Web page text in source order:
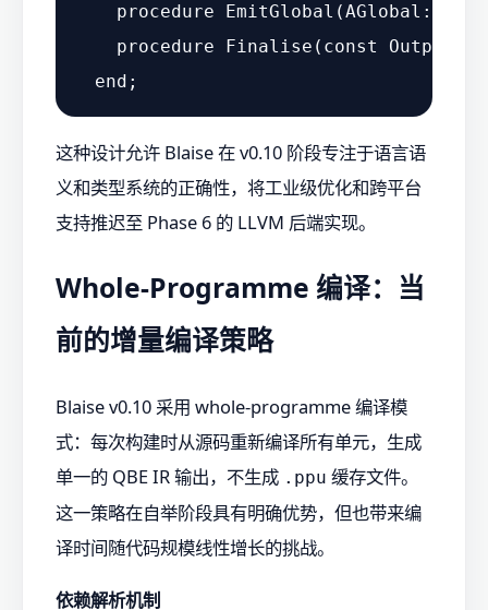
procedure EmitGlobal(AGlobal:
procedure Finalise(const
这种设计允许 Blaise 在 v0.10 阶段专注于语言语
义和类型系统的正确性，将工业级优化和跨平台
支持推迟至 Phase 6 的 LLVM 后端实现。
Whole-Programme 编译：当
前的增量编译策略
Blaise v0.10 采用 whole-programme 编译模
式：每次构建时从源码重新编译所有单元，生成
单一的 QBE IR 输出，不生成 .ppu 缓存文件。
这一策略在自举阶段具有明确优势，但也带来编
译时间随代码规模线性增长的挑战。
依赖解析机制